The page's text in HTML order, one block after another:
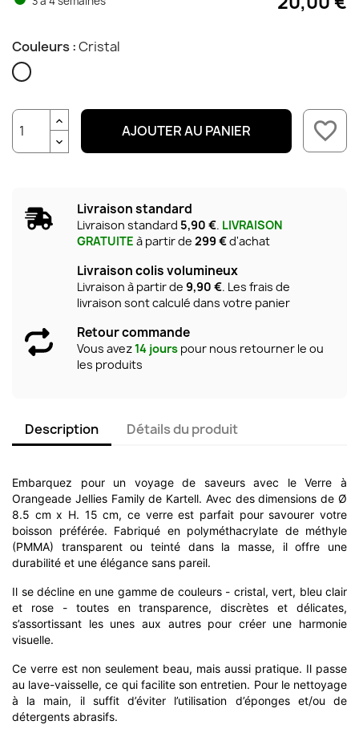
Couleurs :Cristal
Cristal
AJOUTER AU PANIER favorite_border
Livraison standard
Livraison standard 5,90 €. LIVRAISON
GRATUITE à partir de 299 €d'achat
Livraison colis volumineux
Livraison à partir de 9,90 €. Les frais de
livraison sont calculé dans votre panier
Retour commande
Vous avez14 jours pour nous retourner le ou
les produits
Description Détails du produit
Embarquez pour un voyage de saveurs avec le Verre à
Orangeade Jellies Family de Kartell. Avec des dimensions de Ø
8.5 cm x H. 15 cm, ce verre est parfait pour savourer votre
boisson préférée. Fabriqué en polyméthacrylate de méthyle
(PMMA) transparent ou teinté dans la masse, il offre une
durabilité et une élégance sans pareil.
Il se décline en une gamme de couleurs - cristal, vert, bleu clair
et rose - toutes en transparence, discrètes et délicates,
s’assortissant les unes aux autres pour créer une harmonie
visuelle.
Ce verre est non seulement beau, mais aussi pratique. Il passe
au lave-vaisselle, ce qui facilite son entretien. Pour le nettoyage
à la main, il suffit d’éviter l’utilisation d’éponges et/ou de
détergents abrasifs.